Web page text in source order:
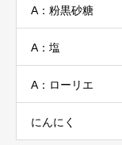
A：粉黒砂糖
A：塩
A：ローリエ
にんにく